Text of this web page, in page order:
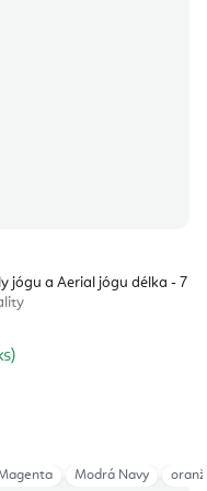
jógu a Aerial jógu délka - 7
Modrá Navy